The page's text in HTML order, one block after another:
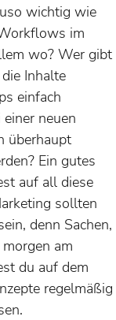
wichtig wie
im
wo? Wer gibt
Inhalte
einfach
neuen
überhaupt
Ein gutes
auf all diese
sollten
denn Sachen,
am
du auf dem
regelmäßig